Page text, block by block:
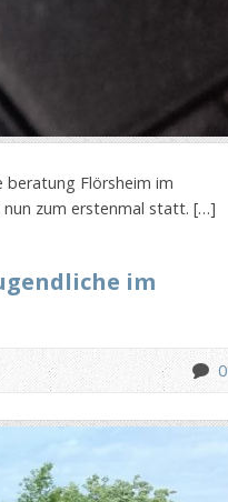
beratung Flörsheim im
nun zum erstenmal statt. […]
im
0